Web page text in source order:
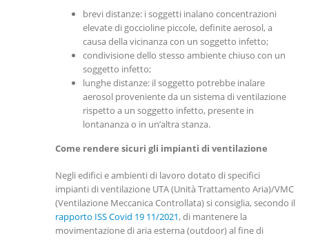
brevi distanze: i soggetti inalano concentrazioni
elevate di goccioline piccole, definite aerosol, a
causa della vicinanza con un soggetto infetto;
condivisione dello stesso ambiente chiuso con un
soggetto infetto;
lunghe distanze: il soggetto potrebbe inalare
aerosol proveniente da un sistema di ventilazione
rispetto a un soggetto infetto, presente in
lontananza o in un’altra stanza.
Come rendere sicuri gli impianti di ventilazione
Negli edifici e ambienti di lavoro dotato di specifici
impianti di ventilazione UTA (Unità Trattamento Aria)/VMC
(Ventilazione Meccanica Controllata) si consiglia, secondo il
rapporto ISS Covid 19 11/2021, di mantenere la
movimentazione di aria esterna (outdoor) al fine di